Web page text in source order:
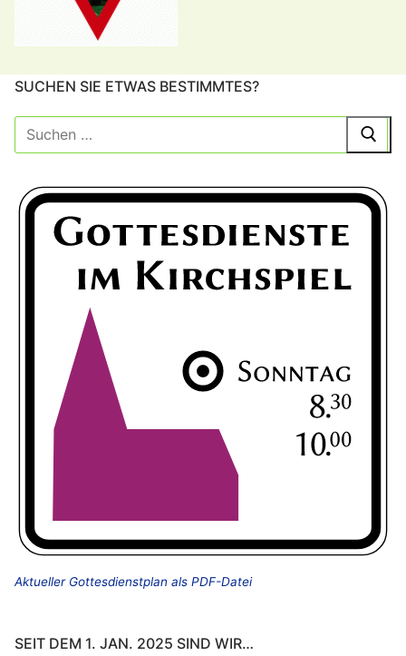
SUCHEN SIE ETWAS BESTIMMTES?
Suche
nach:
Aktueller Gottesdienstplan als PDF-Datei
SEIT DEM 1. JAN. 2025 SIND WIR…